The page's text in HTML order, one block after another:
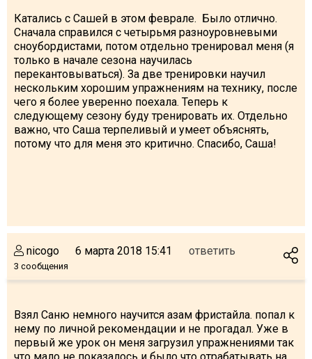
Катались с Сашей в этом феврале. Было отлично.
Сначала справился с четырьмя разноуровневыми
сноубордистами, потом отдельно тренировал меня (я
только в начале сезона научилась
перекантовываться). За две тренировки научил
нескольким хорошим упражнениям на технику, после
чего я более уверенно поехала. Теперь к
следующему сезону буду тренировать их. Отдельно
важно, что Саша терпеливый и умеет объяснять,
потому что для меня это критично. Спасибо, Саша!
nicogo
3 сообщения
6 марта 2018 15:41 ответить
Взял Саню немного научится азам фристайла. попал к
нему по личной рекомендации и не прогадал. Уже в
первый же урок он меня загрузил упражнениями так
Деньги
Мобильная связь
Галерея
Отчеты
Безопасность